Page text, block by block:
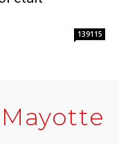
139115